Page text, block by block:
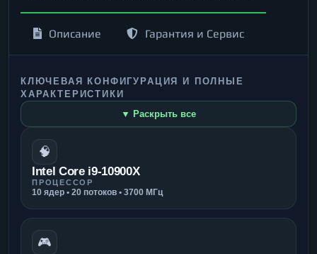
Описание Гарантия и Сервис
КЛЮЧЕВАЯ КОНФИГУРАЦИЯ И ПОЛНЫЕ
ХАРАКТЕРИСТИКИ
▼ Раскрыть все
🧠
Intel Core i9-10900X
ПРОЦЕССОР
10 ядер • 20 потоков • 3700 МГц
🎮